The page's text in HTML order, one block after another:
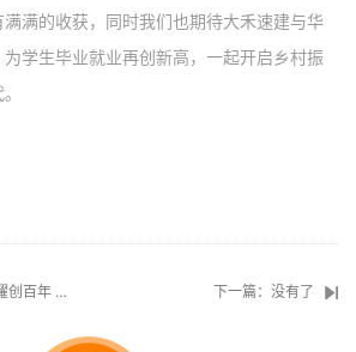
满的收获，同时我们也期待大禾速建与华
学生毕业就业再创新高，一起开启乡村振
上一篇：拾伍而上 荣耀创百年 大禾众邦15周年庆圆满落幕 下一篇：没有了